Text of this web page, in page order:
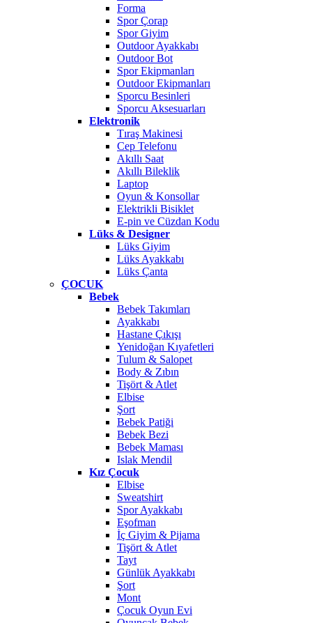
Forma
Spor Çorap
Spor Giyim
Outdoor Ayakkabı
Outdoor Bot
Spor Ekipmanları
Outdoor Ekipmanları
Sporcu Besinleri
Sporcu Aksesuarları
Elektronik
Tıraş Makinesi
Cep Telefonu
Akıllı Saat
Akıllı Bileklik
Laptop
Oyun & Konsollar
Elektrikli Bisiklet
E-pin ve Cüzdan Kodu
Lüks & Designer
Lüks Giyim
Lüks Ayakkabı
Lüks Çanta
ÇOCUK
Bebek
Bebek Takımları
Ayakkabı
Hastane Çıkışı
Yenidoğan Kıyafetleri
Tulum & Salopet
Body & Zıbın
Tişört & Atlet
Elbise
Şort
Bebek Patiği
Bebek Bezi
Bebek Maması
Islak Mendil
Kız Çocuk
Elbise
Sweatshirt
Spor Ayakkabı
Eşofman
İç Giyim & Pijama
Tişört & Atlet
Tayt
Günlük Ayakkabı
Şort
Mont
Çocuk Oyun Evi